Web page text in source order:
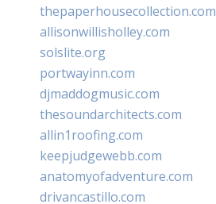
thepaperhousecollection.com
allisonwillisholley.com
solslite.org
portwayinn.com
djmaddogmusic.com
thesoundarchitects.com
allin1roofing.com
keepjudgewebb.com
anatomyofadventure.com
drivancastillo.com